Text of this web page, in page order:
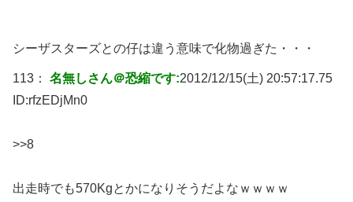
シーザスターズとの仔は違う意味で化物過ぎた・・・
113： 名無しさん＠恐縮です:2012/12/15(土) 20:57:17.75
ID:rfzEDjMn0
>>8
出走時でも570Kgとかになりそうだよなｗｗｗｗ